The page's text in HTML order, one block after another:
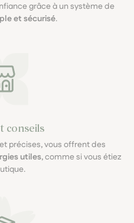
grâce à un système de
et sécurisé.
conseils
précises, vous offrent des
utiles, comme si vous étiez